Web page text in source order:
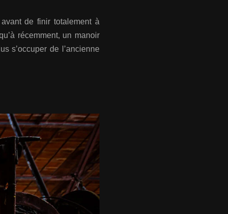
de finir totalement à
récemment, un manoir
s’occuper de l’ancienne